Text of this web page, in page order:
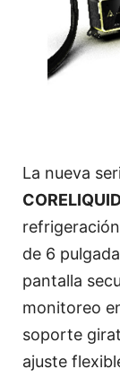
La nueva
de 6
pantalla
monitoreo
soporte
ajuste